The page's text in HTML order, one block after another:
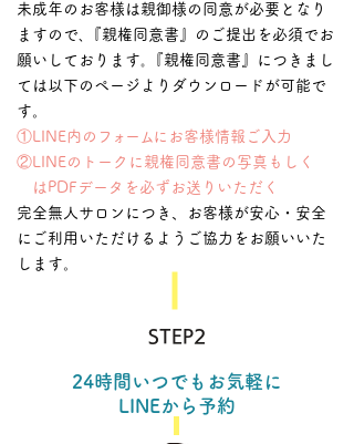
未成年のお客様は親御様の同意が必要となり
ますので､『親権同意書』のご提出を必須でお
願いしております｡『親権同意書』につきまし
ては以下のページよりダウンロードが可能で
す。
①LINE内の フォーム にお客様情報ご入力
②LINEのトークに親権同意書の写真もしく
はPDFデータを必ずお送りいただく
完全無人サロンにつき、お客様が安心・安全
にご利用いただけるようご協力をお願いいた
します。
​STEP2
24時間いつでもお気軽に
LINEから予約